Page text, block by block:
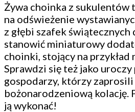
Żywa choinka z sukulentów
na odświeżenie
z głębi szafek
stanowić miniaturowy
choinki, stojący na
Sprawdzi się też jako
gospodarzy, którzy zaprosili
bożonarodzeniową kolację.
ją wykonać!